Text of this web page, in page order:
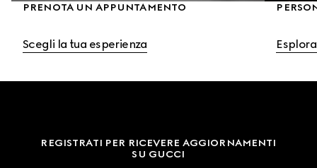
PRENOTA UN APPUNTAMENTO
Scegli la tua esperienza
REGISTRATI PER RICEVERE AGGIORNAMENTI
SU GUCCI